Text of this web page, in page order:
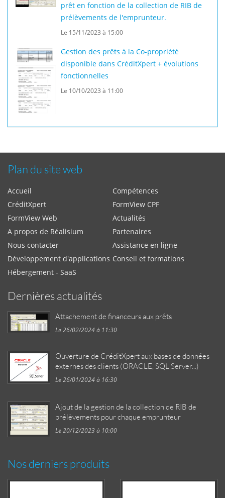
prêt en fonction de la collection de RIB de
prélèvements de l'emprunteur.
Le 15/11/2023 à 15:00
Gestion des prêts à la Co-propriété
disponible dans CréditXpert + évolutions
fonctionnelles
Le 10/10/2023 à 11:00
Plan du site web
Accueil
Compétences
CréditXpert
FormView CPF
FormView Web
Actualités
A propos de Réalisium
Partenaires
Nous contacter
Assistance en ligne
Développement d'applications Conseil et formations
Hébergement - SaaS
Dernières actualités
Attachement de financeurs aux prêts
Le 26/02/2024 à 11:30
Ouverture de CréditXpert aux bases de données
externes des clients (ORACLE, SQL Server...)
Le 26/01/2024 à 16:30
Ajout de la gestion de la collection de RIB de
prélèvements pour chaque emprunteur
Le 20/12/2023 à 10:00
Nos derniers produits